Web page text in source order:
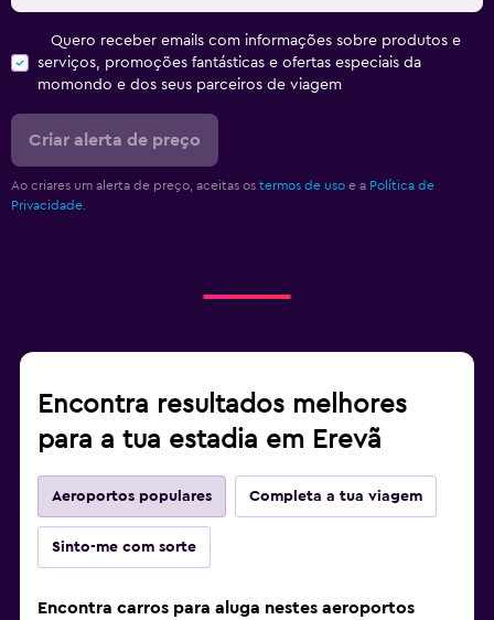
Quero receber emails com informações sobre produtos e
serviços, promoções fantásticas e ofertas especiais da
momondo e dos seus parceiros de viagem
Criar alerta de preço
Ao criares um alerta de preço, aceitas os termos de uso e a Política de
Privacidade.
Encontra resultados melhores
para a tua estadia em Erevã
Aeroportos populares Completa a tua viagem
Sinto-me com sorte
Encontra carros para aluga nestes aeroportos